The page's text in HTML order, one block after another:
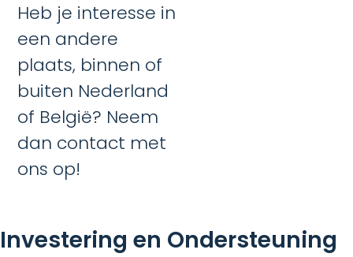
Heb je interesse in
een andere
plaats, binnen of
buiten Nederland
of België? Neem
dan contact met
ons op!
Investering en Ondersteuning